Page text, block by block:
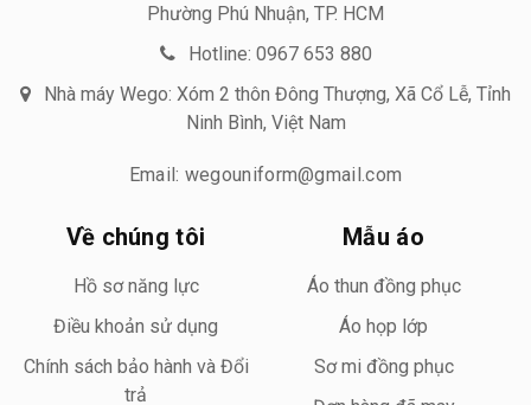
Phường Phú Nhuận, TP. HCM
Hotline: 0967 653 880
Nhà máy Wego: Xóm 2 thôn Đông Thượng, Xã Cổ Lễ, Tỉnh
Ninh Bình, Việt Nam
Email: wegouniform@gmail.com
Về chúng tôi
Hồ sơ năng lực
Điều khoản sử dụng
Chính sách bảo hành và Đổi
trả
Mẫu áo
Áo thun đồng phục
Áo họp lớp
Sơ mi đồng phục